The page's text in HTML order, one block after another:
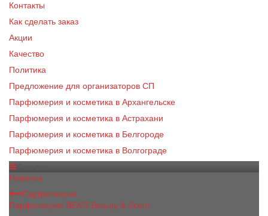
Контакты
Как сделать заказ
Акции
Качество
Политика
Предложение для организаторов СП
Парфюмерия и косметика в Архангельске
Парфюмерия и косметика в Астрахани
Парфюмерия и косметика в Белгороде
Парфюмерия и косметика в Волгограде
Новинки
Парфюмерия
Парфюмерия BEA'S Beauty & Scent